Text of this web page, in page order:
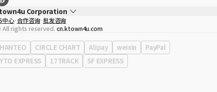
Corporation
宋効珉
业执照 120-87-71116
地址 首尔特别市 江南区 岭东大路 513号 3楼 （三成洞， coex)
中心 合作咨询 批发咨询
rights reserved. cn.ktown4u.com
HANTEO CIRCLE CHART Alipay weixin
PayPal
YTO EXPRESS
17TRACK SF EXPRESS